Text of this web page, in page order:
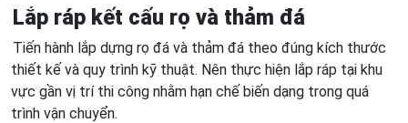
Lắp ráp kết cấu rọ và thảm đá
Tiến hành lắp dựng rọ đá và thảm đá theo đúng kích thước
thiết kế và quy trình kỹ thuật. Nên thực hiện lắp ráp tại khu
vực gần vị trí thi công nhằm hạn chế biến dạng trong quá
trình vận chuyển.